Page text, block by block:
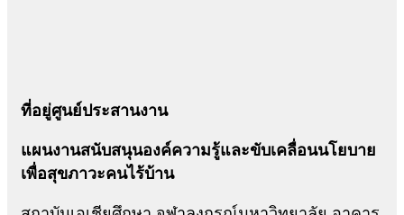
ที่อยู่ศูนย์ประสานงาน
แผนงานสนับสนุนองค์ความรู้และขับเคลื่อนนโยบาย
เพื่อสุขภาวะคนไร้บ้าน